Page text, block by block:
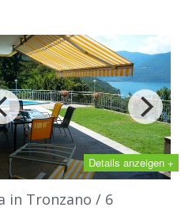
Details anzeigen +
in Tronzano / 6